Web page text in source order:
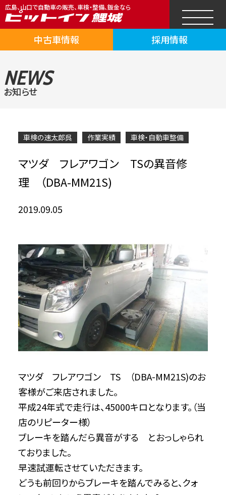
広島、山口で自動車の販売、車検・整備、鈑金なら
中古車情報 採用情報
NEWS
お知らせ
車検の速太郎呉 作業実績 車検・自動車整備
マツダ フレアワゴン TSの異音修
理 （DBA-MM21S)
2019.09.05
マツダ フレアワゴン TS （DBA-MM21S)のお
客様がご来店されました。
平成24年式で走行は、45000キロとなります。（当
店のリピーター様）
ブレーキを踏んだら異音がする とおっしゃられ
ておりました。
早速試運転させていただきます。
どうも前回りからブレーキを踏んでみると、クォ